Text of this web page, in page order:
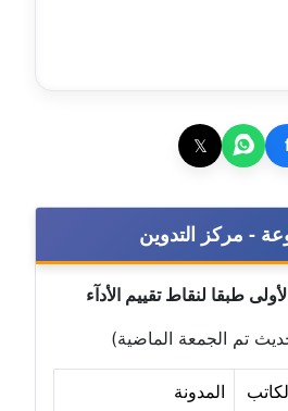
𝕏
- مركز التدوين
طبقا لنقاط تقييم الأدآء
تم الجمعة الماضية)
المدونة